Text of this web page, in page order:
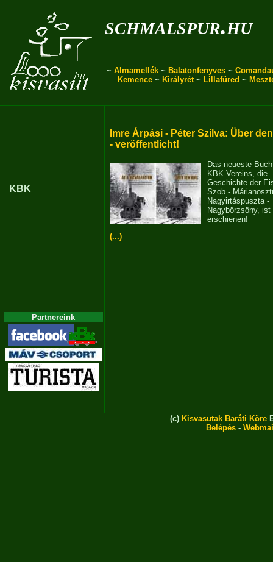
schmalspur.hu
~ Almamellék ~ Balatonfenyves ~
Kemence ~ Királyrét~ Lillafüred ~
KBK
Partnereink
Imre Árpási - Péter Szilva: Über
- veröffentlicht!
Das neueste
KBK-Vereins, die
Geschichte der
Szob -
Nagyirtáspuszta -
Nagybörzsöny, ist
erschienen!
(...)
(c) Kisvasutak Baráti Köre
Belépés -